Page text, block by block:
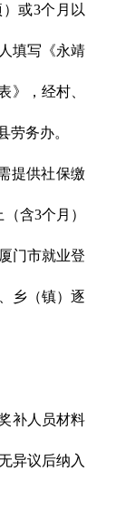
或3个月以
填写《永靖
》，经村、
劳务办。
提供社保缴
含3个月）
门市就业登
乡（镇）逐
补人员材料
异议后纳入